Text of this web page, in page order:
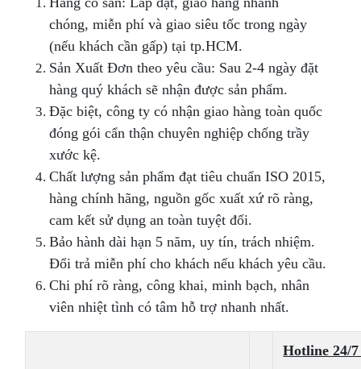
chóng, miễn phí và giao siêu tốc trong ngày
(nếu khách cần gấp) tại tp.HCM.
Sản Xuất Đơn theo yêu cầu: Sau 2-4 ngày đặt
hàng quý khách sẽ nhận được sản phẩm.
Đặc biệt, công ty có nhận giao hàng toàn quốc
đóng gói cẩn thận chuyên nghiệp chống trầy
xước kệ.
Chất lượng sản phẩm đạt tiêu chuẩn ISO 2015,
hàng chính hãng, nguồn gốc xuất xứ rõ ràng,
cam kết sử dụng an toàn tuyệt đối.
Bảo hành dài hạn 5 năm, uy tín, trách nhiệm.
Đổi trả miễn phí cho khách nếu khách yêu cầu.
Chi phí rõ ràng, công khai, minh bạch, nhân
viên nhiệt tình có tâm hỗ trợ nhanh nhất.
Hotline 24/